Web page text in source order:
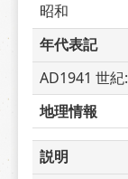
昭和
年代表記
AD1941 世
地理情報
説明